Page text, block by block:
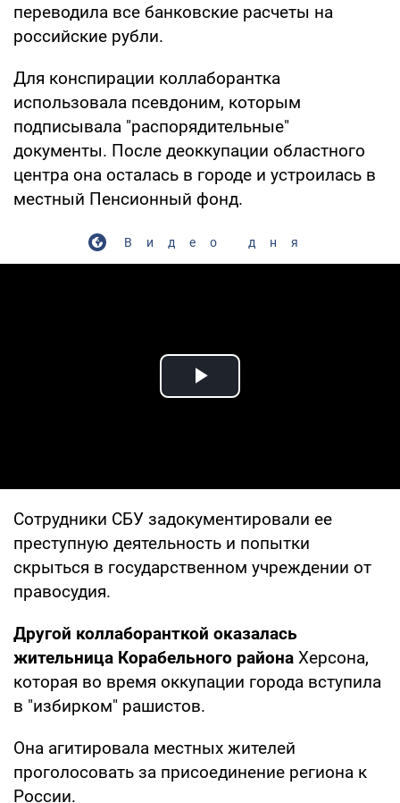
переводила все банковские расчеты на
российские рубли.
Для конспирации коллаборантка
использовала псевдоним, которым
подписывала "распорядительные"
документы. После деоккупации областного
центра она осталась в городе и устроилась в
местный Пенсионный фонд.
Видео дня
Play Video
Сотрудники СБУ задокументировали ее
преступную деятельность и попытки
скрыться в государственном учреждении от
правосудия.
Другой коллаборанткой оказалась
жительница Корабельного района Херсона,
которая во время оккупации города вступила
в "избирком" рашистов.
Она агитировала местных жителей
проголосовать за присоединение региона к
России.